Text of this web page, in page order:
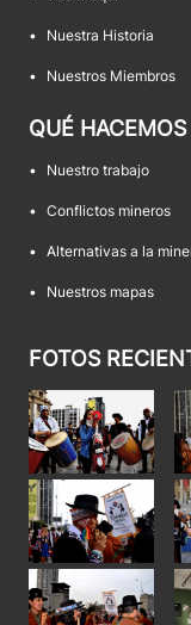
• Nuestra Historia
• Nuestros Miembros
QUÉ HACEMOS
• Nuestro trabajo
• Conflictos mineros
• Alternativas a la
• Nuestros mapas
FOTOS